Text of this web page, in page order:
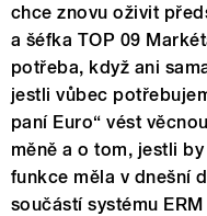
chce znovu oživit
a šéfka TOP 09
potřeba, když ani
jestli vůbec
paní Euro“ vést
měně a o tom, jestli
funkce měla v dnešní
součástí systému